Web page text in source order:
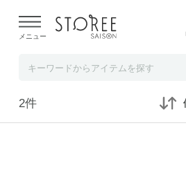
よる配送遅延が発生しております。
メニュー
在庫なしも表示 セー
2件